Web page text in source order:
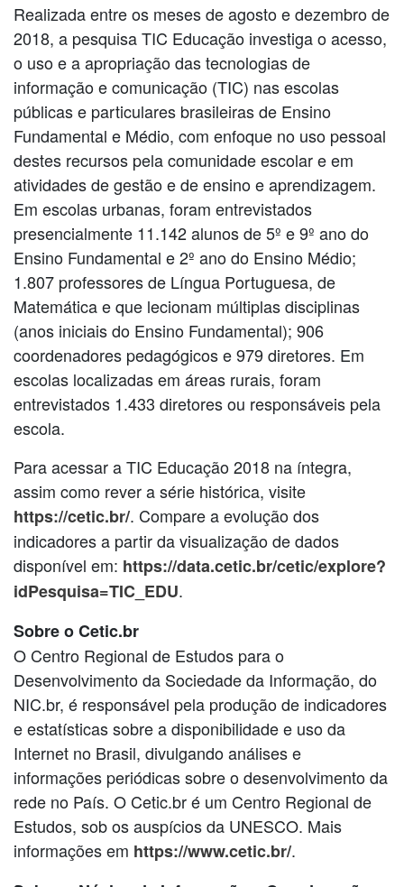
Realizada entre os meses de agosto e dezembro de
2018, a pesquisa TIC Educação investiga o acesso,
o uso e a apropriação das tecnologias de
informação e comunicação (TIC) nas escolas
públicas e particulares brasileiras de Ensino
Fundamental e Médio, com enfoque no uso pessoal
destes recursos pela comunidade escolar e em
atividades de gestão e de ensino e aprendizagem.
Em escolas urbanas, foram entrevistados
presencialmente 11.142 alunos de 5º e 9º ano do
Ensino Fundamental e 2º ano do Ensino Médio;
1.807 professores de Língua Portuguesa, de
Matemática e que lecionam múltiplas disciplinas
(anos iniciais do Ensino Fundamental); 906
coordenadores pedagógicos e 979 diretores. Em
escolas localizadas em áreas rurais, foram
entrevistados 1.433 diretores ou responsáveis pela
escola.
Para acessar a TIC Educação 2018 na íntegra,
assim como rever a série histórica, visite
https://cetic.br/. Compare a evolução dos
indicadores a partir da visualização de dados
disponível em: https://data.cetic.br/cetic/explore?
idPesquisa=TIC_EDU.
Sobre o Cetic.br
O Centro Regional de Estudos para o
Desenvolvimento da Sociedade da Informação, do
NIC.br, é responsável pela produção de indicadores
e estatísticas sobre a disponibilidade e uso da
Internet no Brasil, divulgando análises e
informações periódicas sobre o desenvolvimento da
rede no País. O Cetic.br é um Centro Regional de
Estudos, sob os auspícios da UNESCO. Mais
informações em https://www.cetic.br/.